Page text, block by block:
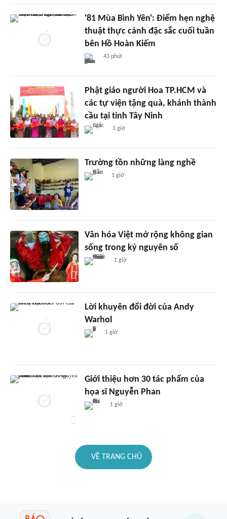
'81 Mùa Bình Yên': Điểm hẹn nghệ
thuật thực cảnh đặc sắc cuối tuần
bên Hồ Hoàn Kiếm
43 phút
Phật giáo người Hoa TP.HCM và
các tự viện tặng quà, khánh thành
cầu tại tỉnh Tây Ninh
1 giờ
Trường tồn những làng nghề
1 giờ
Văn hóa Việt mở rộng không gian
sống trong kỷ nguyên số
1 giờ
Lời khuyên đổi đời của Andy
Warhol
1 giờ
Giới thiệu hơn 30 tác phẩm của
họa sĩ Nguyễn Phan
1 giờ
VỀ TRANG CHỦ